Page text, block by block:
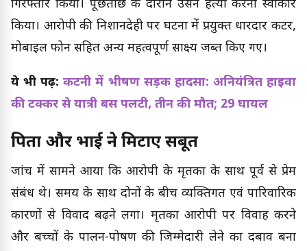
गिरफ्तार किया। पूछताछ के दौरान उसने हत्या करना स्वीकार
किया। आरोपी की निशानदेही पर घटना में प्रयुक्त धारदार कटर,
मोबाइल फोन सहित अन्य महत्वपूर्ण साक्ष्य जब्त किए गए।
ये भी पढ़ें:कटनी में भीषण सड़क हादसा: अनियंत्रित हाइवा
की टक्कर से यात्री बस पलटी, तीन की मौत; 29 घायल
पिता और भाई ने मिटाए सबूत
जांच में सामने आया कि आरोपी के मृतका के साथ पूर्व से प्रेम
संबंध थे। समय के साथ दोनों के बीच व्यक्तिगत एवं पारिवारिक
कारणों से विवाद बढ़ने लगा। मृतका आरोपी पर विवाह करने
और बच्चों के पालन-पोषण की जिम्मेदारी लेने का दबाव बना